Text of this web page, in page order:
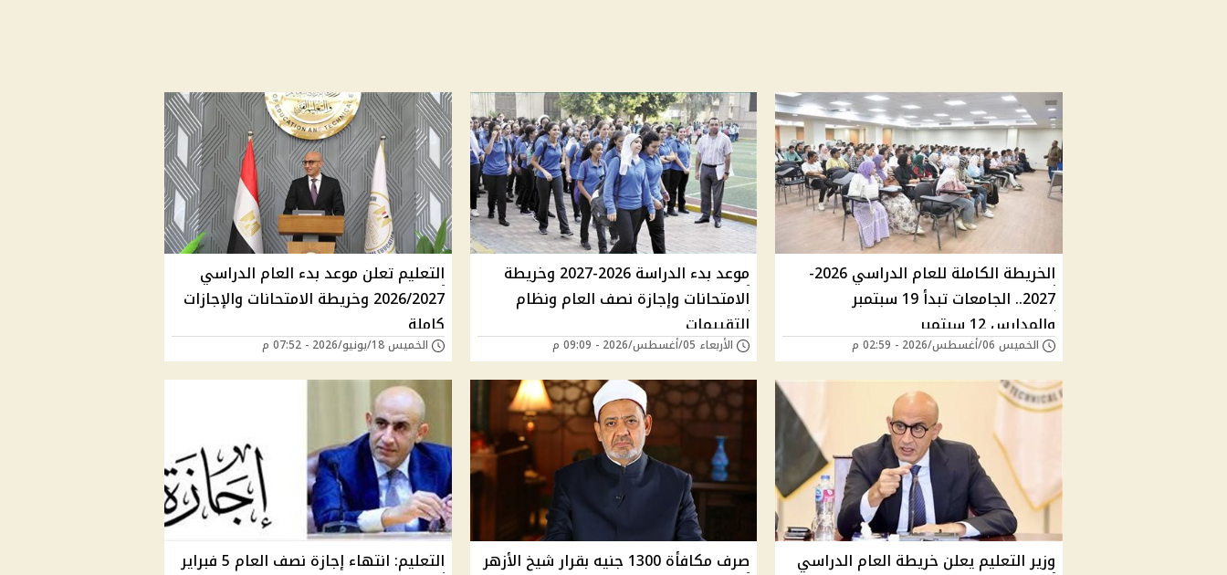
الخريطة الكاملة للعام الدراسي 2026-
2027.. الجامعات تبدأ 19 سبتمبر
والمدارس 12 سبتمبر
الخميس 06/أغسطس/2026 - 02:59 م
موعد بدء الدراسة 2026-2027 وخريطة
الامتحانات وإجازة نصف العام ونظام
التقييمات
الأربعاء 05/أغسطس/2026 - 09:09 م
التعليم تعلن موعد بدء العام الدراسي
2026/2027 وخريطة الامتحانات والإجازات
كاملة
الخميس 18/يونيو/2026 - 07:52 م
وزير التعليم يعلن خريطة العام الدراسي
صرف مكافأة 1300 جنيه بقرار شيخ الأزهر
التعليم: انتهاء إجازة نصف العام 5 فبراير